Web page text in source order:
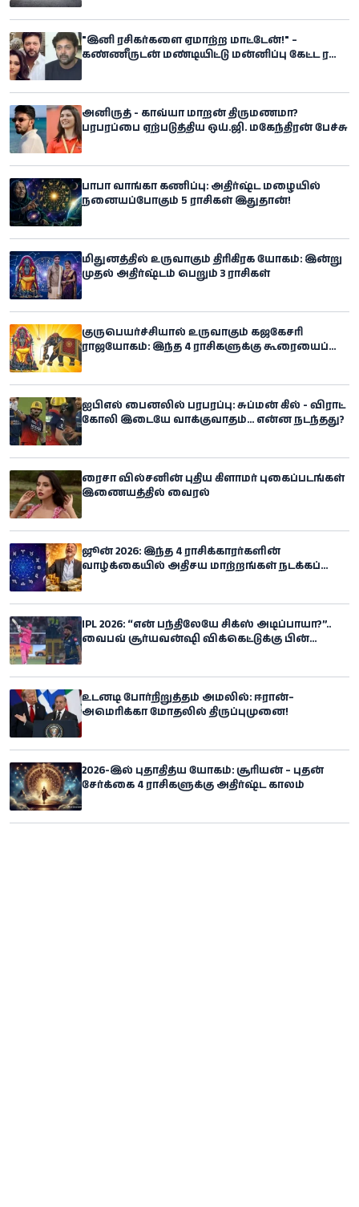
"இனி ரசிகர்களை ஏமாற்ற மாட்டேன்!" –
கண்ணீருடன் மண்டியிட்டு மன்னிப்பு கேட்ட ரவி
அனிருத் - காவ்யா மாறன் திருமணமா?
பரபரப்பை ஏற்படுத்திய ஒய்.ஜி. மகேந்திரன் பேச்சு
பாபா வாங்கா கணிப்பு: அதிர்ஷ்ட மழையில்
நனையப்போகும் 5 ராசிகள் இதுதான்!
மிதுனத்தில் உருவாகும் திரிகிரக யோகம்: இன்று
முதல் அதிர்ஷ்டம் பெறும் 3 ராசிகள்
குருபெயர்ச்சியால் உருவாகும் கஜகேசரி
ராஜயோகம்: இந்த 4 ராசிகளுக்கு கூரையைப்
ஐபிஎல் பைனலில் பரபரப்பு: சுப்மன் கில் - விராட்
கோலி இடையே வாக்குவாதம்... என்ன நடந்தது?
ரைசா வில்சனின் புதிய கிளாமர் புகைப்படங்கள்
இணையத்தில் வைரல்
ஜூன் 2026: இந்த 4 ராசிக்காரர்களின்
வாழ்க்கையில் அதிசய மாற்றங்கள் நடக்கப்
IPL 2026: “என் பந்திலேயே சிக்ஸ் அடிப்பாயா?”..
வைபவ் சூர்யவன்ஷி விக்கெட்டுக்கு பின்
உடனடி போர்நிறுத்தம் அமலில்: ஈரான்–
அமெரிக்கா மோதலில் திருப்புமுனை!
2026-இல் புதாதித்ய யோகம்: சூரியன் – புதன்
சேர்க்கை 4 ராசிகளுக்கு அதிர்ஷ்ட காலம்